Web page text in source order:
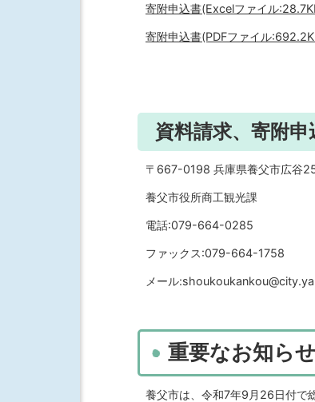
寄附申込書(Excelファイル
寄附申込書(PDFファイル
資料請求、寄附
〒667-0198 兵庫県養父市広谷
養父市役所商工観光課
電話:079-664-0285
ファックス:079-664-1758
メール
重要なお知らせ
養父市は、令和7年9月26日付で